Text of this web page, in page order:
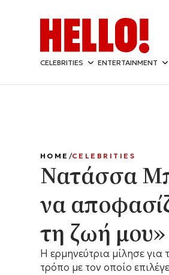
CELEBRITIES ENTERTAINMENT
HOME CELEBRITIES
Νατάσσα
να
τη ζωή μου»
Η ερμηνεύτρια μίλησε
τρόπο με τον οποίο